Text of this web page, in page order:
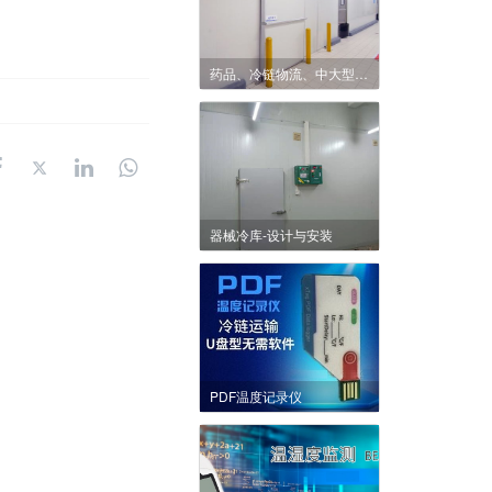
药品、冷链物流、中大型冷库-设计与安装
器械冷库-设计与安装
PDF温度记录仪